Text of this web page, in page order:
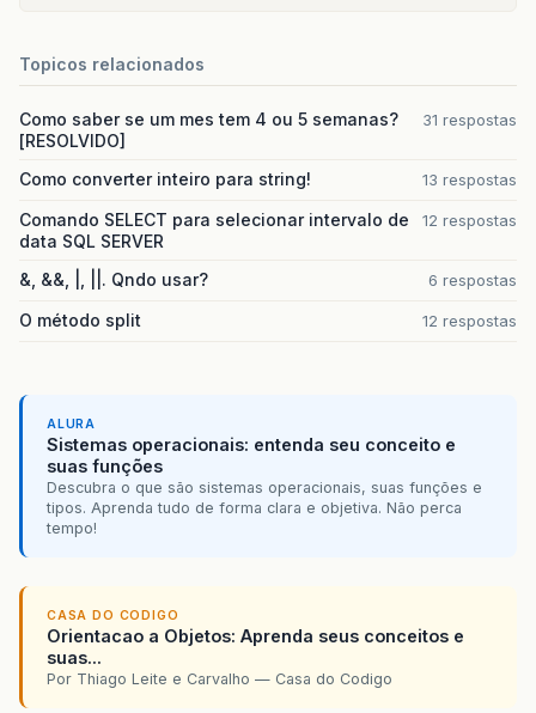
Topicos relacionados
Como saber se um mes tem 4 ou 5 semanas?
[RESOLVIDO]
31 respostas
Como converter inteiro para string! 13 respostas
Comando SELECT para selecionar intervalo de
data SQL SERVER
12 respostas
&, &&, |, ||. Qndo usar? 6 respostas
O método split 12 respostas
ALURA
Sistemas operacionais: entenda seu conceito e
suas funções
Descubra o que são sistemas operacionais, suas funções e
tipos. Aprenda tudo de forma clara e objetiva. Não perca
tempo!
CASA DO CODIGO
Orientacao a Objetos: Aprenda seus conceitos e
suas...
Por Thiago Leite e Carvalho — Casa do Codigo